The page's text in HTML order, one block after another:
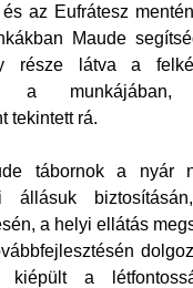
az Eufrátesz
Maude
része látva a
a
tekintett rá.
tábornok a nyár
állásuk
a helyi ellátás
kiépült a